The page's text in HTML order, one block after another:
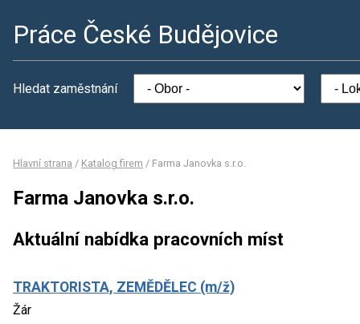
Práce České Budějovice
Hledat zaměstnání
Hlavní strana / Katalog firem / Farma Janovka s.r.o.
Farma Janovka s.r.o.
Aktuální nabídka pracovních míst
TRAKTORISTA, ZEMĚDĚLEC (m/ž)
Žár